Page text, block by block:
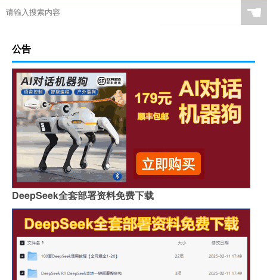
☚
公告
DeepSeek全套部署资料免费下载